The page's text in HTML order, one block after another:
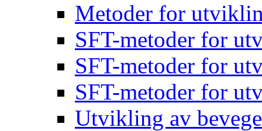
Metoder for
SFT-metoder for
SFT-metoder for
SFT-metoder for
Utvikling av